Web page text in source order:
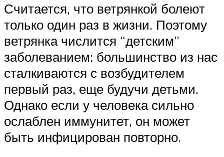
Считается, что ветрянкой болеют
только один раз в жизни. Поэтому
ветрянка числится “детским”
заболеванием: большинство из нас
сталкиваются с возбудителем
первый раз, еще будучи детьми.
Однако если у человека сильно
ослаблен иммунитет, он может
быть инфицирован повторно.